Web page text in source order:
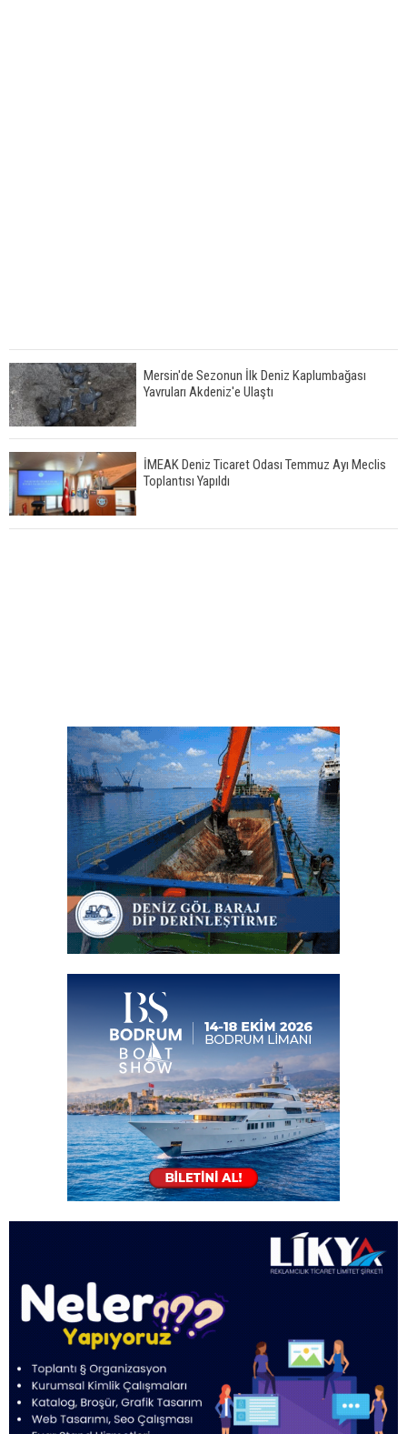
Mersin'de Sezonun İlk Deniz Kaplumbağası
Yavruları Akdeniz'e Ulaştı
İMEAK Deniz Ticaret Odası Temmuz Ayı Meclis
Toplantısı Yapıldı